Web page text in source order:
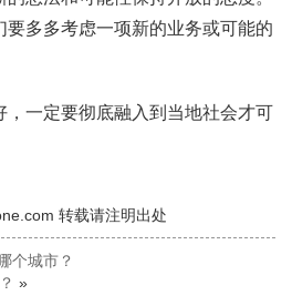
多多考虑一项新的业务或可能的
，一定要彻底融入到当地社会才可
转载请注明出处
个城市？
»